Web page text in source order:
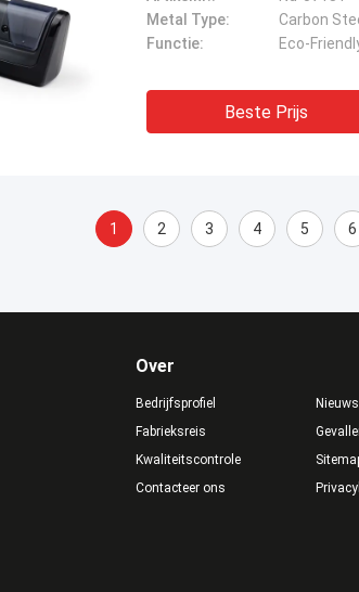
Metal Type:
Carbon
Functie:
Eco-
Beste Prijs
1 2 3 4 5 6
Over
Bedrijfsprofiel
Fabrieksreis
Kwaliteitscontrole
Contacteer ons
Nieuws